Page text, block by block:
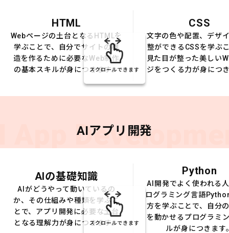
HTML
Webページの土台となるHTMLを
学ぶことで、自分でサイトの構
造を作るために必要なWeb制作
の基本スキルが身につきます。
CSS
文字の色や配置、デザ
整ができるCSSを学ぶ
見た目が整った美しい
ジをつくる力が身につ
スクロールできます
App AIアプリ開発
AIの基礎知識
AIがどうやって動いているの
か、その仕組みや種類を学ぶこ
とで、アプリ開発に必要な土台
となる理解力が身につきます。
Python
AI開発でよく使われる
ログラミング言語
方を学ぶことで、自分
を動かせるプログラミ
ルが身につきます
スクロールできます